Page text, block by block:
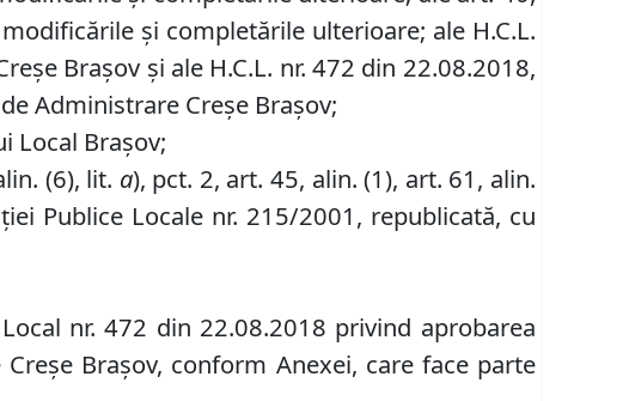
şi completările ulterioare; ale H.C.L.
Braşov şi ale H.C.L. nr. 472 din 22.08.2018,
Administrare Creşe Braşov;
Local Braşov;
(6), lit. a), pct. 2, art. 45, alin. (1), art. 61, alin.
Publice Locale nr. 215/2001, republicată, cu
nr. 472 din 22.08.2018 privind aprobarea
Braşov, conform Anexei, care face parte